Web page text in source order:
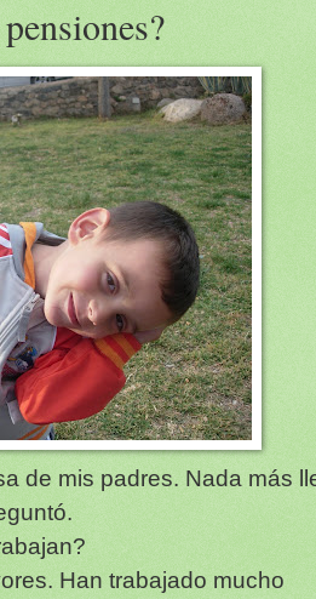
de mis padres. Nada más
Han trabajado mucho